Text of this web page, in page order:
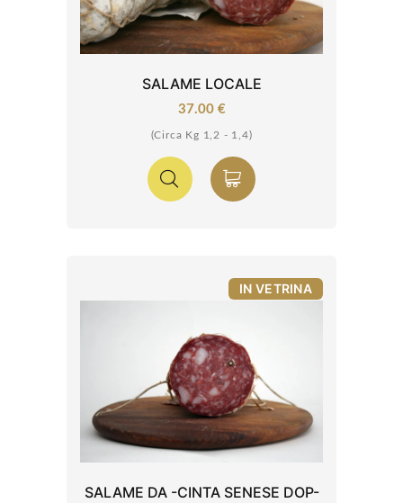
SALAME LOCALE
37.00 €
(Circa Kg 1,2 - 1,4)
SALAME DA -CINTA SENESE DOP-
IN VETRINA